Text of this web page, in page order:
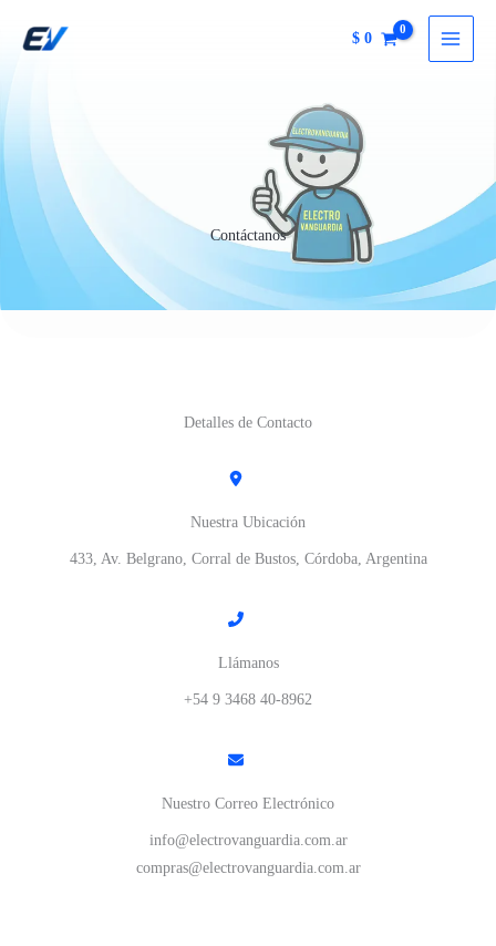
$ 0
Contáctanos
Detalles de Contacto
Nuestra Ubicación
433, Av. Belgrano, Corral de Bustos, Córdoba, Argentina
Llámanos
+54 9 3468 40-8962
Nuestro Correo Electrónico
info@electrovanguardia.com.ar
compras@electrovanguardia.com.ar